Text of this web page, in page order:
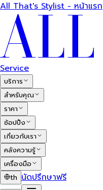
All That's Stylist - หน้าแรก
Service
บริการ
สำหรับคุณ
ราคา
ช้อปปิ้ง
เกี่ยวกับเรา
คลังความรู้
เครื่องมือ
th นัดปรึกษาฟรี